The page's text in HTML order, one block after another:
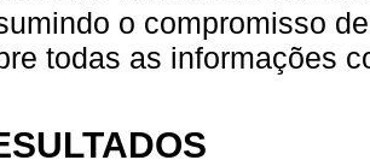
o compromisso
todas as informações